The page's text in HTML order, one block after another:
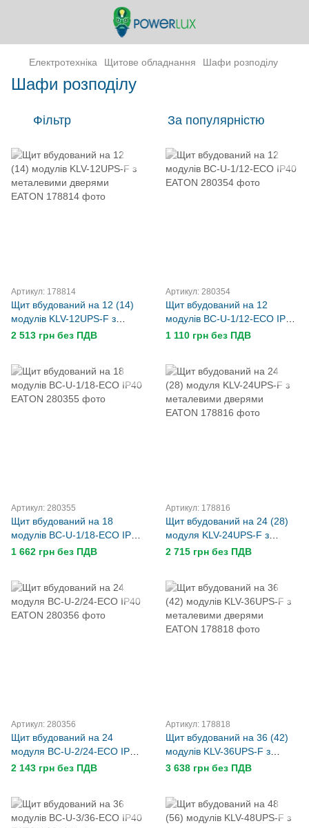
Електротехніка Щитове обладнання Шафи розподілу
Шафи розподілу
Фільтр За популярністю
Артикул: 178814
Щит вбудований на 12 (14)
модулів KLV-12UPS-F з
металевими дверями
2 513 грн без ПДВ
Артикул: 280354
Щит вбудований на 12
модулів BC-U-1/12-ECO IP40
EATON
1 110 грн без ПДВ
Артикул: 280355
Щит вбудований на 18
модулів BC-U-1/18-ECO IP40
EATON
1 662 грн без ПДВ
Артикул: 178816
Щит вбудований на 24 (28)
модуля KLV-24UPS-F з
металевими дверями
2 715 грн без ПДВ
Артикул: 280356
Щит вбудований на 24
модуля BC-U-2/24-ECO IP40
EATON
2 143 грн без ПДВ
Артикул: 178818
Щит вбудований на 36 (42)
модулів KLV-36UPS-F з
металевими дверями
3 638 грн без ПДВ